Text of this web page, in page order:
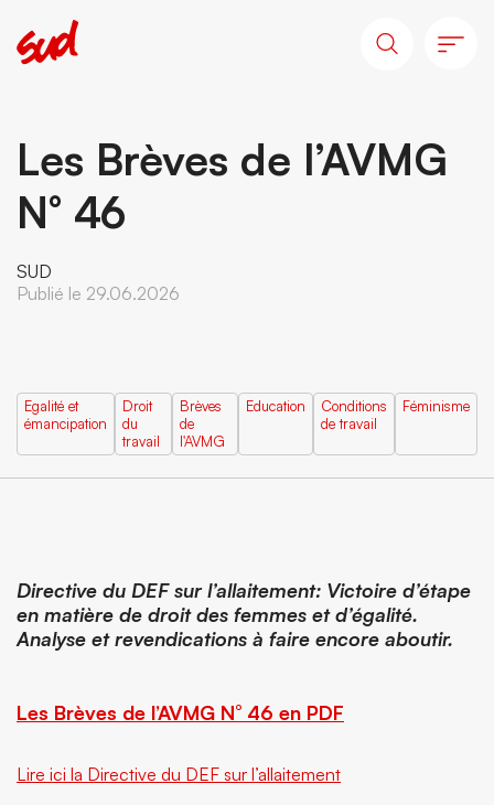
Les Brèves de l’AVMG
N° 46
SUD
Publié le 29.06.2026
Egalité et
émancipation
Droit
du
travail
Brèves
de
l'AVMG
Education
Conditions
de travail
Féminisme
Directive du DEF sur l’allaitement: Victoire d’étape
en matière de droit des femmes et d’égalité.
Analyse et revendications à faire encore aboutir.
Les Brèves de l’AVMG N° 46 en PDF
Lire ici la Directive du DEF sur l’allaitement